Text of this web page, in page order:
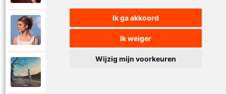
Ik ga akkoord
Ik weiger
Wijzig mijn voorkeuren
Pommelien Thijs